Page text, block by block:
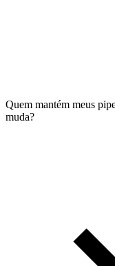
Quem mantém meus
muda?